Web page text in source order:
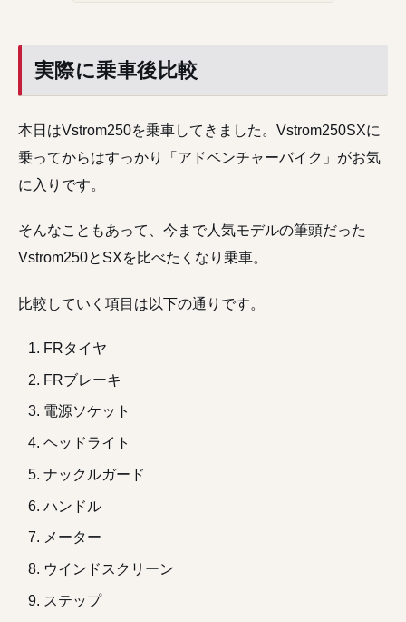
実際に乗車後比較
本日はVstrom250を乗車してきました。Vstrom250SXに
乗ってからはすっかり「アドベンチャーバイク」がお気
に入りです。
そんなこともあって、今まで人気モデルの筆頭だった
Vstrom250とSXを比べたくなり乗車。
比較していく項目は以下の通りです。
FRタイヤ
FRブレーキ
電源ソケット
ヘッドライト
ナックルガード
ハンドル
メーター
ウインドスクリーン
ステップ